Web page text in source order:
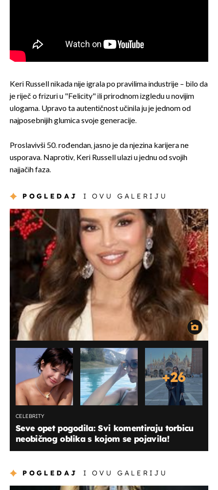
Keri Russell nikada nije igrala po pravilima industrije – bilo da
je riječ o frizuri u "Felicity" ili prirodnom izgledu u novijim
ulogama. Upravo ta autentičnost učinila ju je jednom od
najposebnijih glumica svoje generacije.
Proslavivši 50. rođendan, jasno je da njezina karijera ne
usporava. Naprotiv, Keri Russell ulazi u jednu od svojih
najjačih faza.
POGLEDAJ I OVU GALERIJU
+26
CELEBRITY
Seve opet pogodila: Svi komentiraju torbicu
neobičnog oblika s kojom se pojavila!
POGLEDAJ I OVU GALERIJU